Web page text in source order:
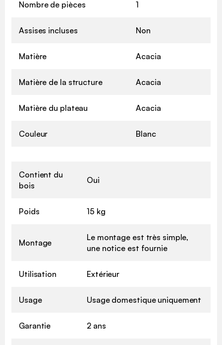
Nombre de pièces 1
Assises incluses Non
Matière Acacia
Matière de la structure Acacia
Matière du plateau Acacia
Couleur Blanc
Contient du
bois
Oui
Poids 15 kg
Montage
Le montage est très simple,
une notice est fournie
Utilisation Extérieur
Usage Usage domestique uniquement
Garantie 2 ans